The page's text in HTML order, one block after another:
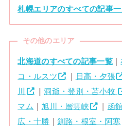
札幌エリアのすべての記事
その他のエリア
北海道のすべての記事一覧｜
コ・ルスツ
｜ 日高・夕張
川
｜洞爺・登別・苫小牧
マム ｜ 旭川・層雲峡 ｜ 函
広・十勝 ｜ 釧路・根室・阿寒